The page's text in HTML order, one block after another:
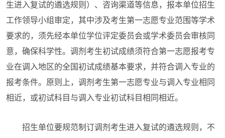
生进入复试的遴选规则）、咨询渠道等信息，报本单位招生
工作领导小组审定，其中涉及考生第一志愿专业范围等学术
要求的，须先经本单位学位评定委员会或学术委员会审核同
意，确保科学性。调剂考生初试成绩须符合第一志愿报考专
业在调入地区的全国初试成绩基本要求，并符合调入专业的
报考条件。原则上，调剂考生第一志愿专业与调入专业相同
相近，或初试科目与调入专业初试科目相同相近。
招生单位要规范制订调剂考生进入复试的遴选规则，不